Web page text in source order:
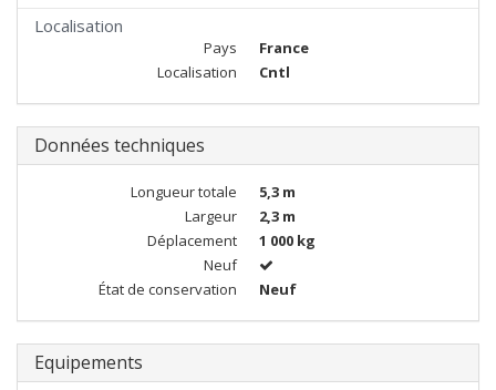
Localisation
Pays
France
Localisation
Cntl
Données techniques
Longueur totale
5,3 m
Largeur
2,3 m
Déplacement
1 000 kg
Neuf
État de conservation
Neuf
Equipements